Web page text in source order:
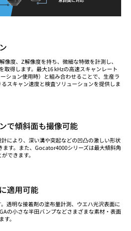
像度、Z解像度を持ち、微細な特徴を計測し、
取得します。最大16 kHzの高速スキャンレート
ーション使用時）と組み合わせることで、生産ラ
スキャン速度と検査ソリューションを提供しま
で傾斜面も撮像可能
により、深い溝や突起などの凹凸の激しい形状
す。また、Gocator4000シリーズは最大傾斜角
できます。
適用可能
透明な接着剤の塗布量計測、ウエハ光沢表面に
の小さな半田バンプなどさまざまな素材・表面
。